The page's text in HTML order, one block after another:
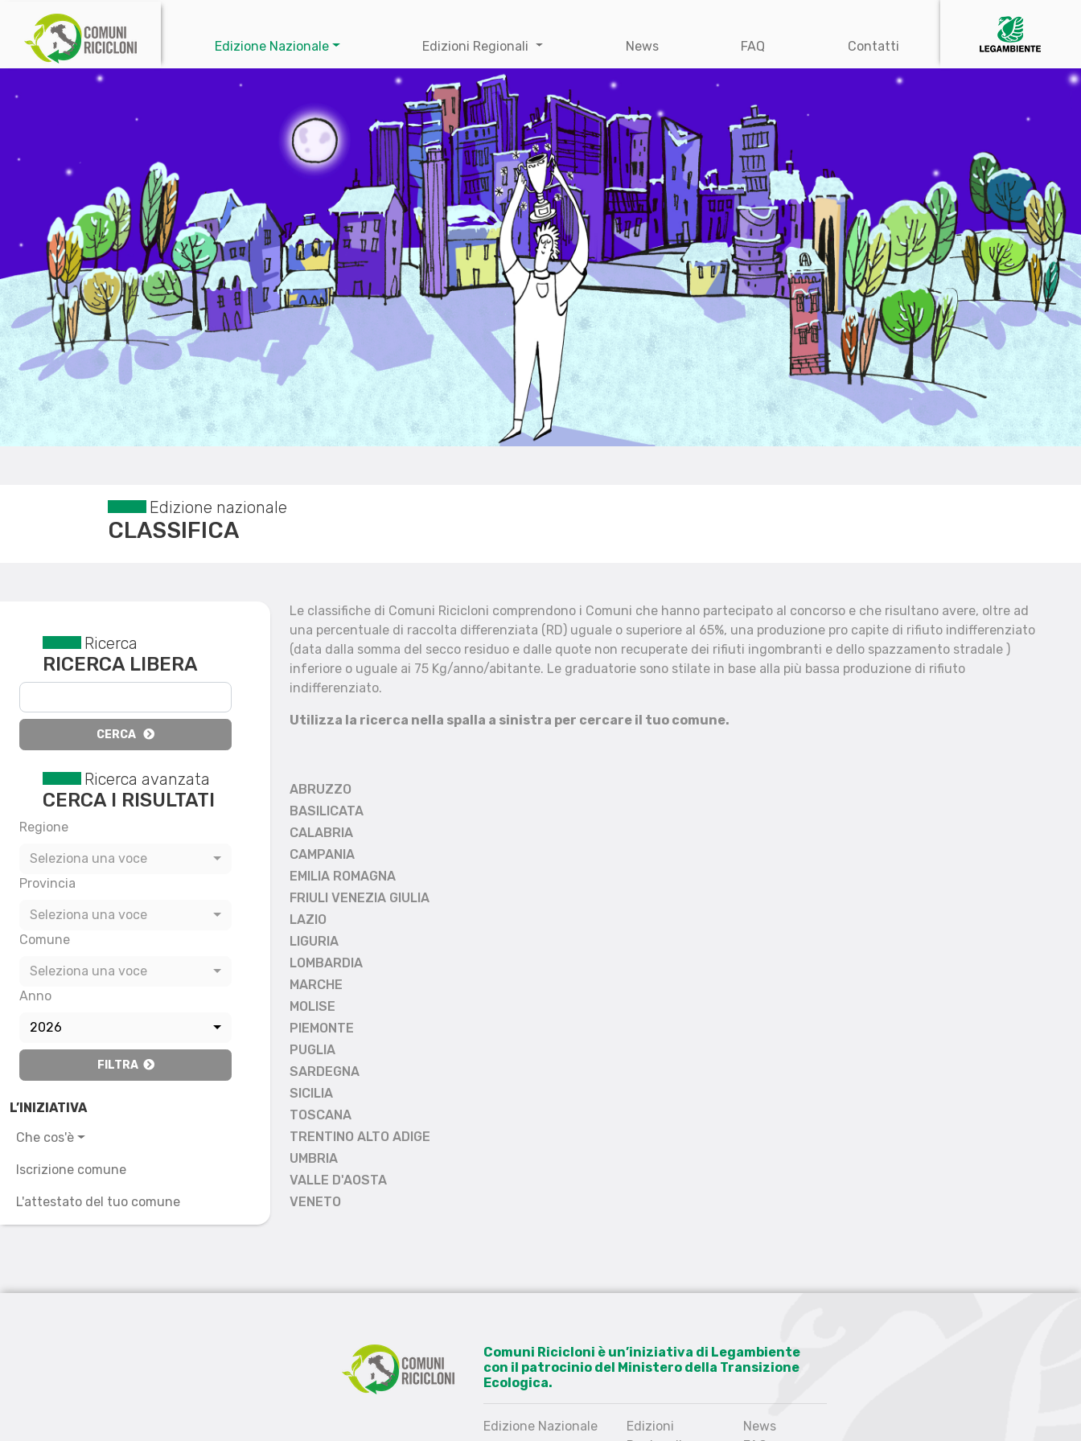
Edizione Nazionale Edizioni Regionali News FAQ Contatti
Edizione nazionale
CLASSIFICA
Reset filtri
Ricerca
RICERCA LIBERA
CERCA
Ricerca avanzata
CERCA I RISULTATI
Regione
Seleziona una voce
Provincia
Seleziona una voce
Comune
Seleziona una voce
Anno
2026
FILTRA
L’INIZIATIVA
Che cos'è
Iscrizione comune
L'attestato del tuo comune
Le classifiche di Comuni Ricicloni comprendono i Comuni che hanno partecipato al concorso e che risultano avere, oltre ad
una percentuale di raccolta differenziata (RD) uguale o superiore al 65%, una produzione pro capite di rifiuto indifferenziato
(data dalla somma del secco residuo e dalle quote non recuperate dei rifiuti ingombranti e dello spazzamento stradale )
inferiore o uguale ai 75 Kg/anno/abitante. Le graduatorie sono stilate in base alla più bassa produzione di rifiuto
indifferenziato.
Utilizza la ricerca nella spalla a sinistra per cercare il tuo comune.
ABRUZZO
BASILICATA
CALABRIA
CAMPANIA
EMILIA ROMAGNA
FRIULI VENEZIA GIULIA
LAZIO
LIGURIA
LOMBARDIA
MARCHE
MOLISE
PIEMONTE
PUGLIA
SARDEGNA
SICILIA
TOSCANA
TRENTINO ALTO ADIGE
UMBRIA
VALLE D'AOSTA
VENETO
Comuni Ricicloni è un’iniziativa di Legambiente
con il patrocinio del Ministero della Transizione
Ecologica.
Edizione Nazionale
Edizioni
News